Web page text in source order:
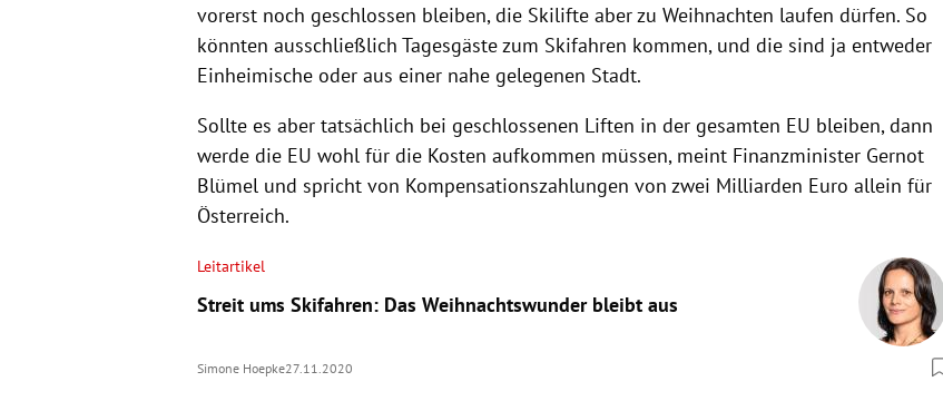
vorerst noch geschlossen bleiben, die Skilifte aber zu Weihnachten laufen dürfen. So
könnten ausschließlich Tagesgäste zum Skifahren kommen, und die sind ja entweder
Einheimische oder aus einer nahe gelegenen Stadt.
Sollte es aber tatsächlich bei geschlossenen Liften in der gesamten EU bleiben, dann
werde die EU wohl für die Kosten aufkommen müssen, meint Finanzminister Gernot
Blümel und spricht von Kompensationszahlungen von zwei Milliarden Euro allein für
Österreich.
Leitartikel
Streit ums Skifahren: Das Weihnachtswunder bleibt aus
Simone Hoepke27.11.2020